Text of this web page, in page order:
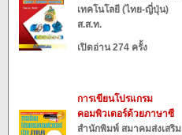
เทคโนโลยี (ไทย-ญี่ปุ่น)
ส.ส.ท.
เปิดอ่าน 274 ครั้ง
การเขียนโปรแกรม
คอมพิวเตอร์ด้วยภาษาซี
สำนักพิมพ์ สมาคมส่งเสริม